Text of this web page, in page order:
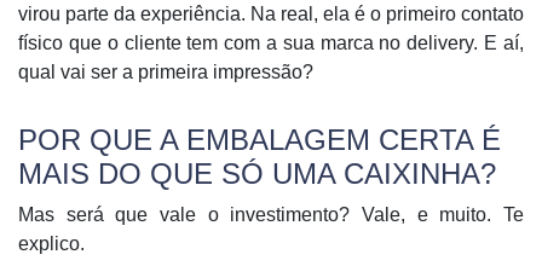
virou parte da experiência. Na real, ela é o primeiro contato
físico que o cliente tem com a sua marca no delivery. E aí,
qual vai ser a primeira impressão?
POR QUE A EMBALAGEM CERTA É
MAIS DO QUE SÓ UMA CAIXINHA?
Mas será que vale o investimento? Vale, e muito. Te
explico.